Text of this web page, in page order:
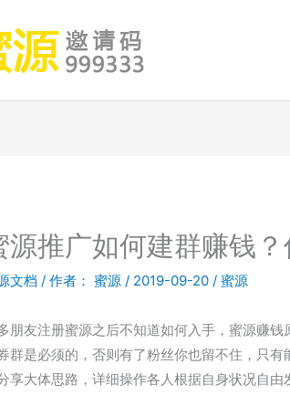
源推广如何建群赚钱
文档 / 作者： 蜜源/ 2019-09-20/蜜源
朋友注册蜜源之后不知道如何入手，蜜源赚
群是必须的，否则有了粉丝你也留不住，只
享大体思路，详细操作各人根据自身状况自由